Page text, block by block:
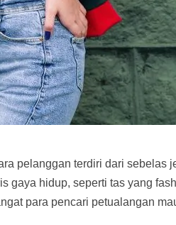
pelanggan terdiri dari sebelas
gaya hidup, seperti tas yang
para pencari petualangan